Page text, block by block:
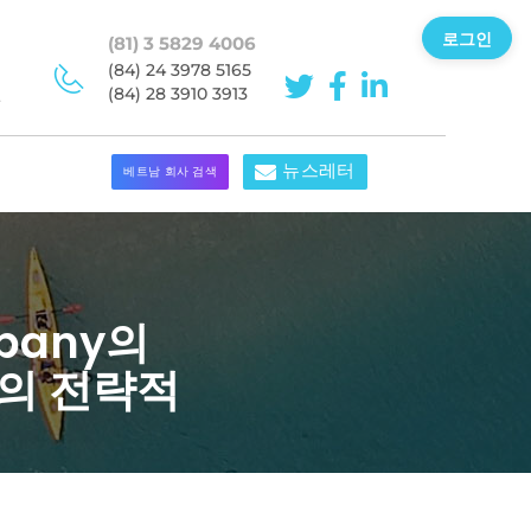
(81) 3 5829 4006
(84) 24 3978 5165
(84) 28 3910 3913
베트남 회사 검색 뉴스레터
의
전략적
로그인